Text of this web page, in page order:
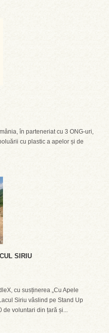
în parteneriat cu 3 ONG-uri,
cu plastic a apelor și de
SIRIU
cu susținerea „Cu Apele
Siriu vâslind pe Stand Up
de voluntari din țară și...